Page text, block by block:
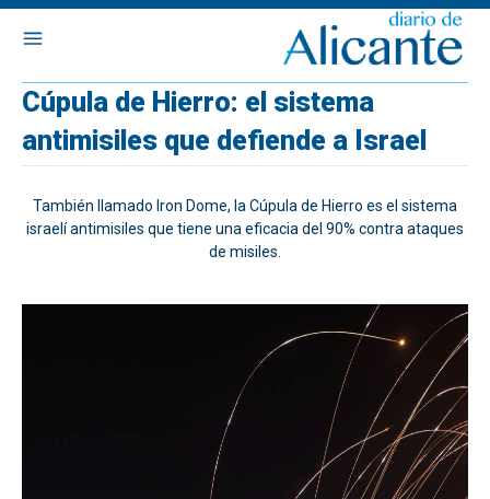
Cúpula de Hierro: el sistema
antimisiles que defiende a Israel
También llamado Iron Dome, la Cúpula de Hierro es el sistema
israelí antimisiles que tiene una eficacia del 90% contra ataques
de misiles.